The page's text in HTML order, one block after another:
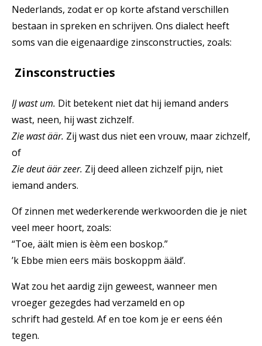
Nederlands, zodat er op korte afstand verschillen
bestaan in spreken en schrijven. Ons dialect heeft
soms van die eigenaardige zinsconstructies, zoals:
Zinsconstructies
IJ wast um. Dit betekent niet dat hij iemand anders
wast, neen, hij wast zichzelf.
Zie wast äär. Zij wast dus niet een vrouw, maar zichzelf,
of
Zie deut äär zeer. Zij deed alleen zichzelf pijn, niet
iemand anders.
Of zinnen met wederkerende werkwoorden die je niet
veel meer hoort, zoals:
“Toe, äält mien is èèm een boskop.”
’k Ebbe mien eers mäis boskoppm ääld’.
Wat zou het aardig zijn geweest, wanneer men
vroeger gezegdes had verzameld en op
schrift had gesteld. Af en toe kom je er eens één
tegen.